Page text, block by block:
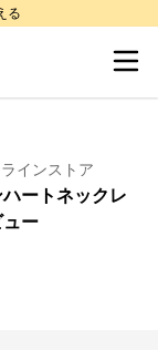
る
インストア
ートネックレ
ュー